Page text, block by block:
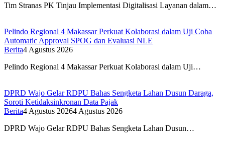
Tim Stranas PK Tinjau Implementasi Digitalisasi Layanan dalam…
Pelindo Regional 4 Makassar Perkuat Kolaborasi dalam Uji Coba
Automatic Approval SPOG dan Evaluasi NLE
Berita4 Agustus 2026
Pelindo Regional 4 Makassar Perkuat Kolaborasi dalam Uji…
DPRD Wajo Gelar RDPU Bahas Sengketa Lahan Dusun Daraga,
Soroti Ketidaksinkronan Data Pajak
Berita4 Agustus 20264 Agustus 2026
DPRD Wajo Gelar RDPU Bahas Sengketa Lahan Dusun…